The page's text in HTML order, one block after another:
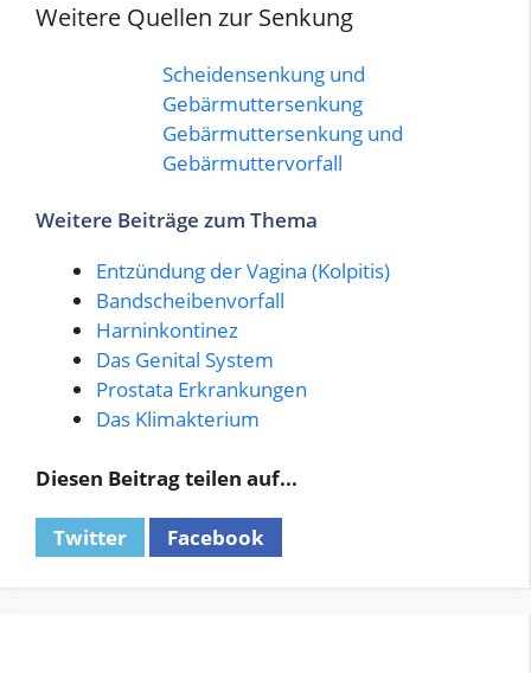
Weitere Quellen zur Senkung
Scheidensenkung und
Gebärmuttersenkung
Gebärmuttersenkung und
Gebärmuttervorfall
Weitere Beiträge zum Thema
Entzündung der Vagina (Kolpitis)
Bandscheibenvorfall
Harninkontinez
Das Genital System
Prostata Erkrankungen
Das Klimakterium
Diesen Beitrag teilen auf...
Twitter Facebook